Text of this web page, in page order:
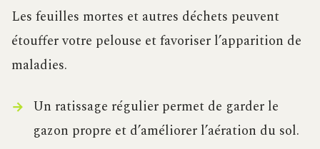
Les feuilles mortes et autres déchets peuvent
étouffer votre pelouse et favoriser l’apparition de
maladies.
Un ratissage régulier permet de garder le
gazon propre et d’améliorer l’aération du sol.